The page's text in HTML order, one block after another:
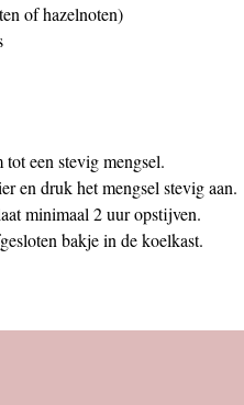
of hazelnoten)
een stevig mengsel.
en druk het mengsel stevig aan.
minimaal 2 uur opstijven.
bakje in de koelkast.